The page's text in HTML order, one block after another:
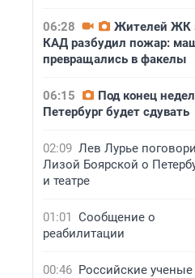
06:28
Жителей ЖК
КАД разбудил пожар:
превращались в факелы
06:15
Под конец
Петербург будет сдувать
02:09 Лев Лурье
Лизой Боярской о
и театре
01:01 Сообщение о
реабилитации
00:46 Российские ученые